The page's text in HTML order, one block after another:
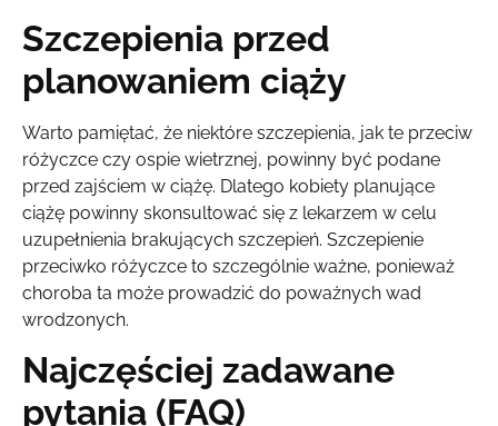
Szczepienia przed
planowaniem ciąży
Warto pamiętać, że niektóre szczepienia, jak te przeciw
różyczce czy ospie wietrznej, powinny być podane
przed zajściem w ciążę. Dlatego kobiety planujące
ciążę powinny skonsultować się z lekarzem w celu
uzupełnienia brakujących szczepień. Szczepienie
przeciwko różyczce to szczególnie ważne, ponieważ
choroba ta może prowadzić do poważnych wad
wrodzonych.
Najczęściej zadawane
pytania (FAQ)